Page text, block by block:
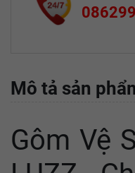
Mô tả sản
Gôm Vệ